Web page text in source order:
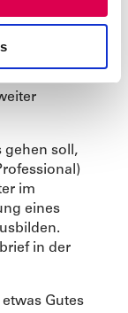
du als
Betrieben
gehen soll,
im
eines
in der
Gutes